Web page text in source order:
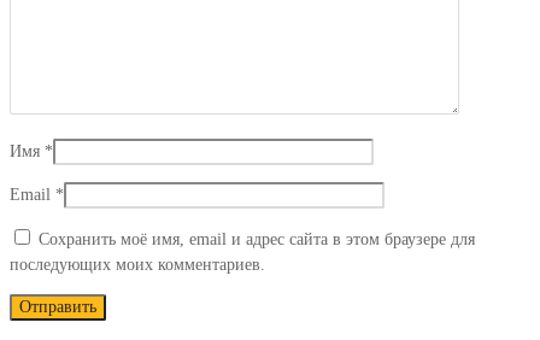
Имя *
Email *
Сохранить моё имя, email и адрес сайта в этом браузере для
последующих моих комментариев.